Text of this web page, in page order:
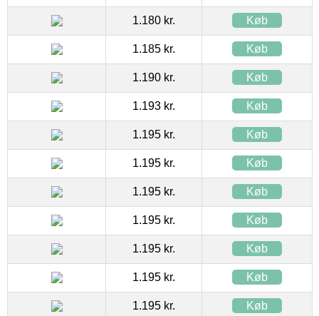
1.180 kr. Køb
1.185 kr. Køb
1.190 kr. Køb
1.193 kr. Køb
1.195 kr. Køb
1.195 kr. Køb
1.195 kr. Køb
1.195 kr. Køb
1.195 kr. Køb
1.195 kr. Køb
1.195 kr. Køb